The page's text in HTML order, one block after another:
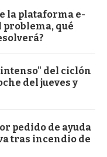
la plataforma e-
problema, qué
del ciclón
del jueves y
pedido de ayuda
tras incendio de